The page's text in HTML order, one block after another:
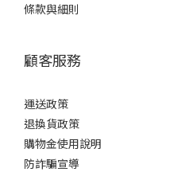
條款與細則
顧客服務
運送政策
退換貨政策
購物金使用說明
防詐騙宣導